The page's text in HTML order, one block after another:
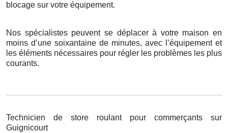
blocage sur votre équipement.
Nos spécialistes peuvent se déplacer à votre maison en
moins d’une soixantaine de minutes, avec l’équipement et
les éléments nécessaires pour régler les problèmes les plus
courants.
Technicien de store roulant pour commerçants sur
Guignicourt